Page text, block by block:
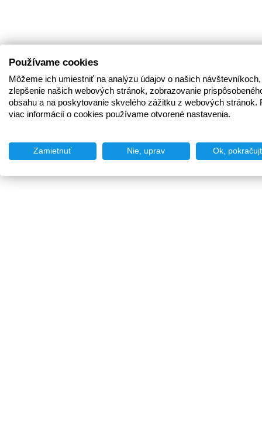
Používame cookies
Môžeme ich umiestniť na analýzu údajov o našich
zlepšenie našich webových stránok, zobrazovanie
obsahu a na poskytovanie skvelého zážitku z webových stránok.
viac informácií o cookies používame otvorené nastavenia.
Zamietnuť Nie, uprav Ok,